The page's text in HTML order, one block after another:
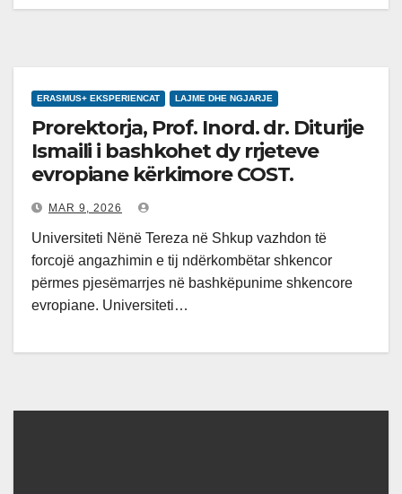
ERASMUS+ EKSPERIENCAT LAJME DHE NGJARJE
Prorektorja, Prof. Inord. dr. Diturije
Ismaili i bashkohet dy rrjeteve
evropiane kërkimore COST.
MAR 9, 2026
Universiteti Nënë Tereza në Shkup vazhdon të
forcojë angazhimin e tij ndërkombëtar shkencor
përmes pjesëmarrjes në bashkëpunime shkencore
evropiane. Universiteti…